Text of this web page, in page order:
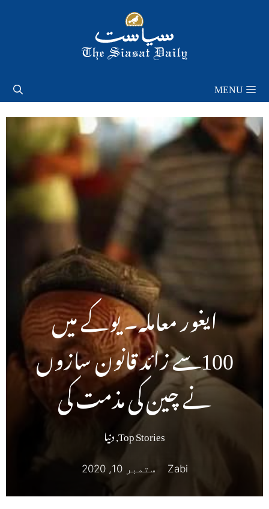
MENU
ایغور معاملہ۔ یوکے میں
100سے زائد قانون سازوں
نے چین کی مذمت کی
Top Stories
,دنیا
Zabi ستمبر 10, 2020